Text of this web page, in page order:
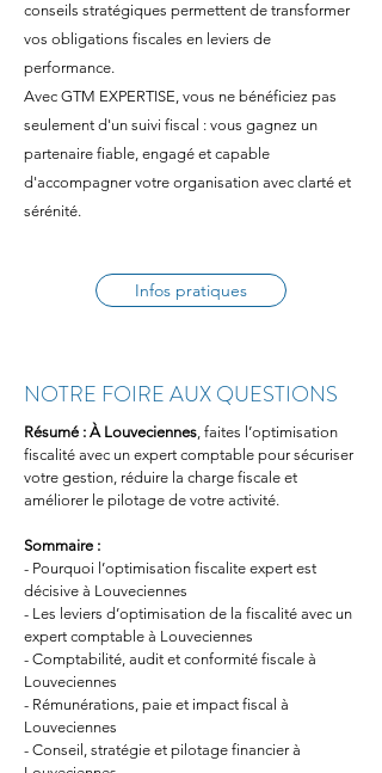
conseils stratégiques permettent de transformer
vos obligations fiscales en leviers de
performance.
Avec GTM EXPERTISE, vous ne bénéficiez pas
seulement d'un suivi fiscal : vous gagnez un
partenaire fiable, engagé et capable
d'accompagner votre organisation avec clarté et
sérénité.
Infos pratiques
NOTRE FOIRE AUX QUESTIONS
Résumé : À Louveciennes, faites l’optimisation
fiscalité avec un expert comptable pour sécuriser
votre gestion, réduire la charge fiscale et
améliorer le pilotage de votre activité.
Sommaire :
- Pourquoi l’optimisation fiscalite expert est
décisive à Louveciennes
- Les leviers d’optimisation de la fiscalité avec un
expert comptable à Louveciennes
- Comptabilité, audit et conformité fiscale à
Louveciennes
- Rémunérations, paie et impact fiscal à
Louveciennes
- Conseil, stratégie et pilotage financier à